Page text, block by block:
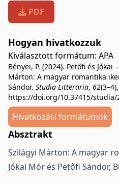
PDF
Hogyan hivatkozzuk
Kiválasztott formátum: APA
Bényei, P. (2024). Petőfi és
Márton: A magyar romantika
Sándor. Studia Litteraria, 62
https://doi.org/10.37415/studia/
Hivatkozási formátumok
Absztrakt
Szilágyi Márton: A magyar
Jókai Mór és Petőfi Sándor,